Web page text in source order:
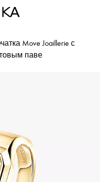
Move Joaillerie с
паве